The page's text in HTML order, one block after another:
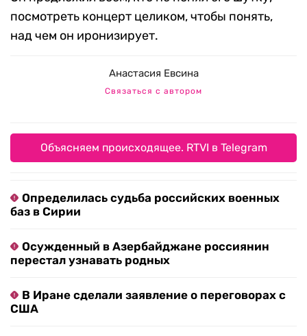
посмотреть концерт целиком, чтобы понять,
над чем он иронизирует.
Анастасия Евсина
Связаться с автором
Объясняем происходящее. RTVI в Telegram
Определилась судьба российских военных
баз в Сирии
Осужденный в Азербайджане россиянин
перестал узнавать родных
В Иране сделали заявление о переговорах с
США